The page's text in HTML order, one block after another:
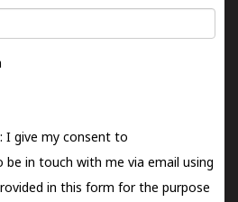
: I give my consent to
be in touch with me via email using
in this form for the purpose